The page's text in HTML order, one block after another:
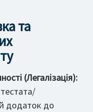
та
(Легалізація):
додаток до